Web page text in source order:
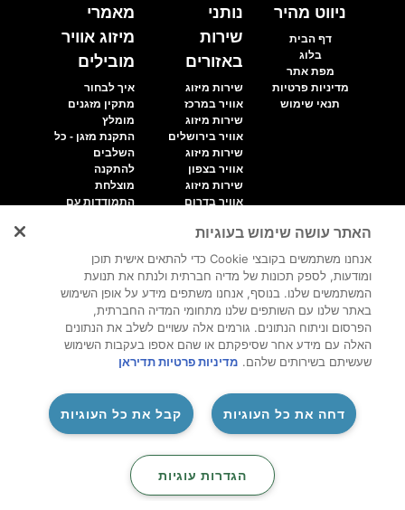
ניווט מהיר
דף הבית
בלוג
מפת אתר
מדיניות פרטיות
תנאי שימוש
נותני
שירות
באזורים
שירות מיזוג
אוויר במרכז
שירות מיזוג
אוויר בירושלים
שירות מיזוג
אוויר בצפון
שירות מיזוג
אוויר בדרום
אוויר אילת
מאמרי
מיזוג אוויר
מובילים
איך לבחור
מתקין מזגנים
מומלץ
התקנת מזגן - כל
השלבים
להתקנה
מוצלחת
התמודדות עם
כל הזכויות שמורות לפורטל המתקינים של ישראל2026
©
האתר עושה שימוש בעוגיות
אנחנו משתמשים בקובצי Cookie כדי להתאים אישית תוכן
ומודעות, לספק תכונות של מדיה חברתית ולנתח את תנועת
המשתמשים שלנו. בנוסף, אנחנו משתפים מידע על אופן השימוש
באתר שלנו עם השותפים שלנו מתחומי המדיה החברתית,
הפרסום וניתוח הנתונים. גורמים אלה עשויים לשלב את הנתונים
האלה עם מידע אחר שסיפקתם או שהם אספו בעקבות השימוש
שעשיתם בשירותים שלהם. מדיניות פרטיות תדיראן
קבל את כל העוגיות ‏דחה את כל העוגיות
‏הגדרות עוגיות